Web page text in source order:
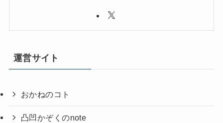
運営サイト
おかねのコト
凸凹かぞくのnote